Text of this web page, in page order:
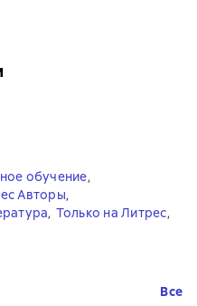
обучение,
Авторы,
, Только на Литрес,
Все